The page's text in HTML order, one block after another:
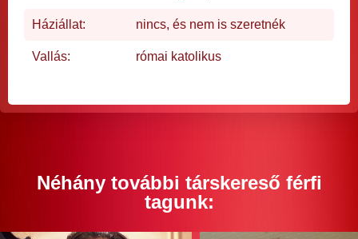
Háziállat: nincs, és nem is szeretnék
Vallás: római katolikus
Néhány további társkereső férfi
tagunk: